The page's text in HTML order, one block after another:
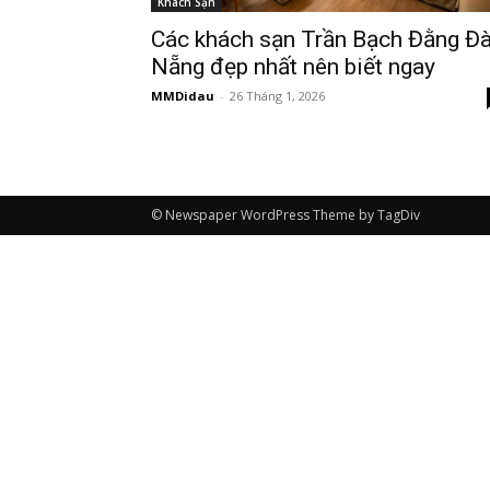
Các khách sạn Trần Bạch Đằng
Nẵng đẹp nhất nên biết ngay
MMDidau - 26 Tháng 1, 2026
© Newspaper WordPress Theme by TagDiv